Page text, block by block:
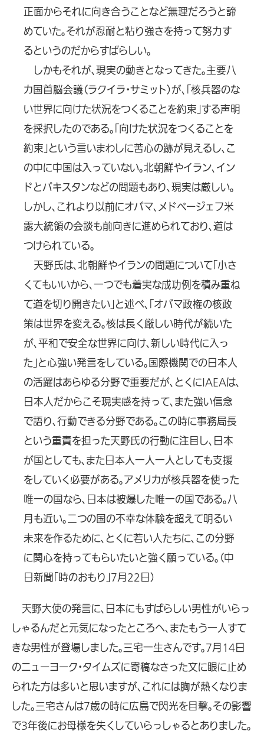
正面からそれに向き合うことなど無理だろうと諦
めていた。それが忍耐と粘り強さを持って努力す
るというのだからすばらしい。
しかもそれが、現実の動きとなってきた。主要八
カ国首脳会議（ラクイラ・サミット）が、「核兵器のな
い世界に向けた状況をつくることを約束」する声明
を採択したのである。「向けた状況をつくることを
約束」という言いまわしに苦心の跡が見えるし、こ
の中に中国は入っていない。北朝鮮やイラン、イン
ドとパキスタンなどの問題もあり、現実は厳しい。
しかし、これより以前にオバマ、メドベージェフ米
露大統領の会談も前向きに進められており、道は
つけられている。
天野氏は、北朝鮮やイランの問題について「小さ
くてもいいから、一つでも着実な成功例を積み重ね
て道を切り開きたい」と述べ、「オバマ政権の核政
策は世界を変える。核は長く厳しい時代が続いた
が、平和で安全な世界に向け、新しい時代に入っ
た」と心強い発言をしている。国際機関での日本人
の活躍はあらゆる分野で重要だが、とくにIAEAは、
日本人だからこそ現実感を持って、また強い信念
で語り、行動できる分野である。この時に事務局長
という重責を担った天野氏の行動に注目し、日本
が国としても、また日本人一人一人としても支援
をしていく必要がある。アメリカが核兵器を使った
唯一の国なら、日本は被爆した唯一の国である。八
月も近い。二つの国の不幸な体験を超えて明るい
未来を作るために、とくに若い人たちに、この分野
に関心を持ってもらいたいと強く願っている。（中
日新聞「時のおもり」7月22日）
天野大使の発言に、日本にもすばらしい男性がいらっ
しゃるんだと元気になったところへ、またもう一人すて
きな男性が登場しました。三宅一生さんです。7月14日
のニューヨーク・タイムズに寄稿なさった文に眼に止め
られた方は多いと思いますが、これには胸が熱くなりま
した。三宅さんは7歳の時に広島で閃光を目撃。その影響
で3年後にお母様を失くしていらっしゃるとありました。